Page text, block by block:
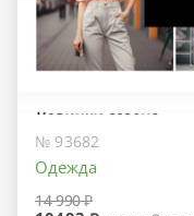
№ 93682
Одежда
14 990 ₽